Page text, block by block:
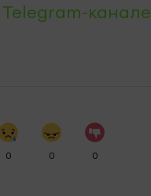
Telegram-канале
0 0 0